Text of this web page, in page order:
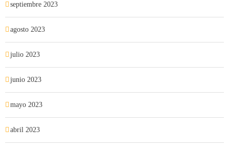
septiembre 2023
agosto 2023
julio 2023
junio 2023
mayo 2023
abril 2023